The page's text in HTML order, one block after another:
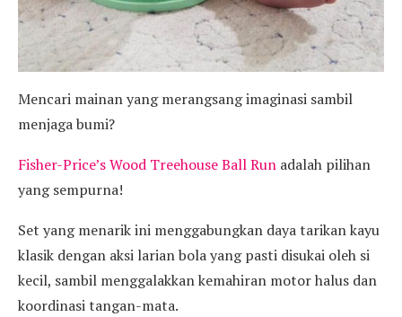
Mencari mainan yang merangsang imaginasi sambil
menjaga bumi?
Fisher-Price’s Wood Treehouse Ball Run adalah pilihan
yang sempurna!
Set yang menarik ini menggabungkan daya tarikan kayu
klasik dengan aksi larian bola yang pasti disukai oleh si
kecil, sambil menggalakkan kemahiran motor halus dan
koordinasi tangan-mata.